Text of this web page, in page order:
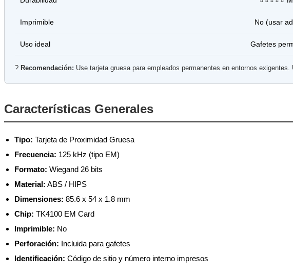
Imprimible No (usar
Uso ideal Gafetes
? Recomendación: Use tarjeta gruesa para empleados permanentes en entornos
Características Generales
Tipo: Tarjeta de Proximidad Gruesa
Frecuencia: 125 kHz (tipo EM)
Formato: Wiegand 26 bits
Material: ABS / HIPS
Dimensiones: 85.6 x 54 x 1.8 mm
Chip: TK4100 EM Card
Imprimible: No
Perforación: Incluida para gafetes
Identificación: Código de sitio y número interno impresos